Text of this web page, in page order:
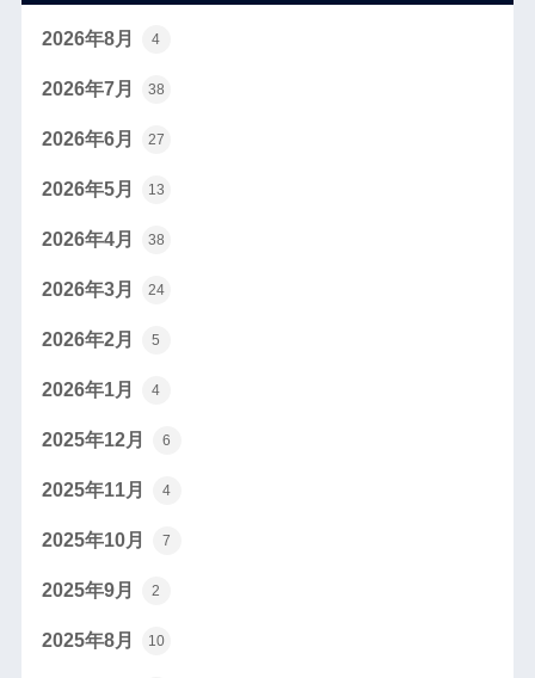
2026年8月 4
2026年7月 38
2026年6月 27
2026年5月 13
2026年4月 38
2026年3月 24
2026年2月 5
2026年1月 4
2025年12月 6
2025年11月 4
2025年10月 7
2025年9月 2
2025年8月 10